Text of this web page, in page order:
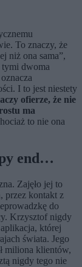
To znaczy, że
niż ona sama”,
tymi dwoma
I to jest niestety
ofierze, że nie
ma
to nie ona
end…
Zajęło jej to
przez kontakt z
do
Krzysztof nigdy
której
świata. Jego
miliona klientów,
nigdy tego nie